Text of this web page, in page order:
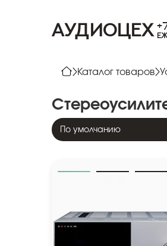
АУДИОЦЕХ
Каталог товаров
По умолчанию